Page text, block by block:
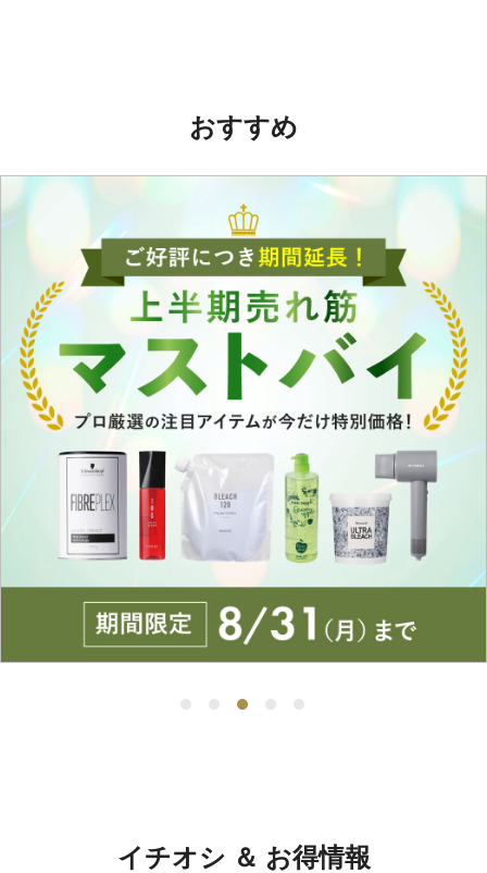
おすすめ
イチオシ ＆ お得情報